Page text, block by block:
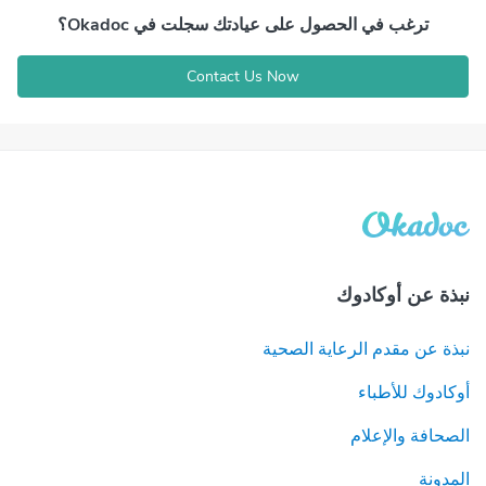
ترغب في الحصول على عيادتك سجلت في Okadoc؟
Contact Us Now
نبذة عن أوكادوك
نبذة عن مقدم الرعاية الصحية
أوكادوك للأطباء
الصحافة والإعلام
المدونة